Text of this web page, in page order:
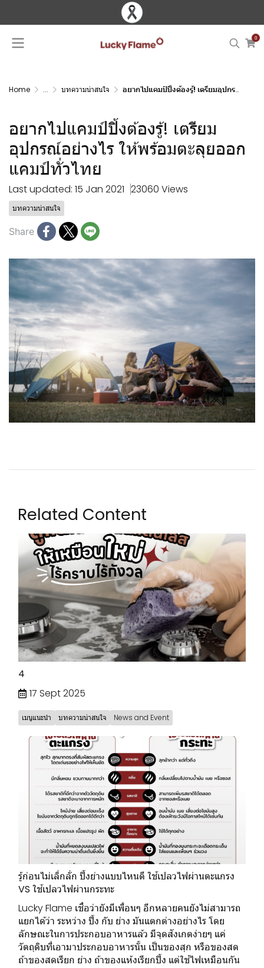
0
Home ... บทความน่าสนใจ อยากไปแคมป์ปิ้งต้องรู้! เตรียมอุปกรณ์อย่างไร ให้พร้อมตะลุยออกแคมป์ทั่วไทย
อยากไปแคมป์ปิ้งต้องรู้! เตรียม
อุปกรณ์อย่างไร ให้พร้อมตะลุยออก
แคมป์ทั่วไทย
Last updated: 15 Jan 2021 23060 Views
บทความน่าสนใจ
Share
Related Content
4
17 Sept 2025
เมนูแนะนำ บทความน่าสนใจ News and Event
รู้ก่อนไม่เลิ่กลั่ก ปิ้งย่างแบบไหนดี ใช้เปลวไฟผ่านตะแกรง
VS ใช้เปลวไฟผ่านกระทะ
Lucky Flame เชื่อว่ายังมีเพื่อนๆ อีกหลายคนยังไม่สามารถ
แยกได้ว่า ระหว่าง ปิ้ง กับ ย่าง มันแตกต่างอย่างไร โดย
ลักษณะในการประกอบอาหารแล้ว มีจุดสังเกตง่ายๆ แค่
วัตถุดิบที่เอามาประกอบอาหารนั้น เป็นของสุก หรือของสด
ถ้าของสดเรียก ย่าง ถ้าของแห้งเรียกปิ้ง แต่ใช้ไฟเหมือนกัน